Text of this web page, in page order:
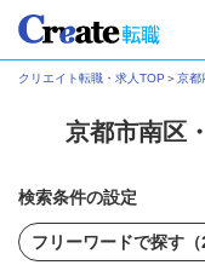
クリエイト転職・求人TOP ＞京都
京都市南区
検索条件の設定